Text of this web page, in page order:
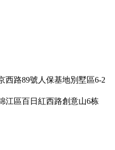
西路89號人保基地別墅區6-2
江區百日紅西路創意山6栋